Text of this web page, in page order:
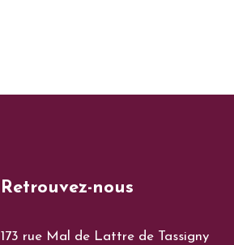
Retrouvez-nous
173 rue Mal de Lattre de Tassigny